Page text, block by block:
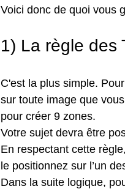
Voici donc de quoi vous
1) La règle des
C'est la plus simple.
sur toute image que
pour créer 9 zones.
Votre sujet devra être
En respectant cette
le positionnez sur l’un
Dans la suite logique,